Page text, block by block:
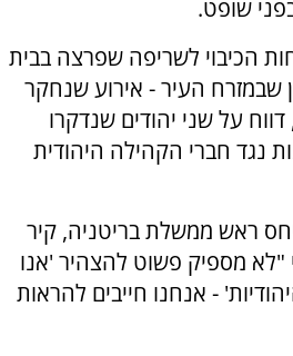
שופט.
הכיבוי לשריפה שפרצה בבית
שבמזרח העיר - אירוע שנחקר
על שני יהודים שנדקרו
נגד חברי הקהילה היהודית
ראש ממשלת בריטניה, קיר
מספיק פשוט להצהיר 'אנו
- אנחנו חייבים להראות